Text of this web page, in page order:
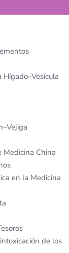
Hígado–Vesícula
Medicina China
en la Medicina
de los